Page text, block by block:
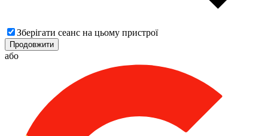
Зберігати сеанс на цьому пристрої
Продовжити
або